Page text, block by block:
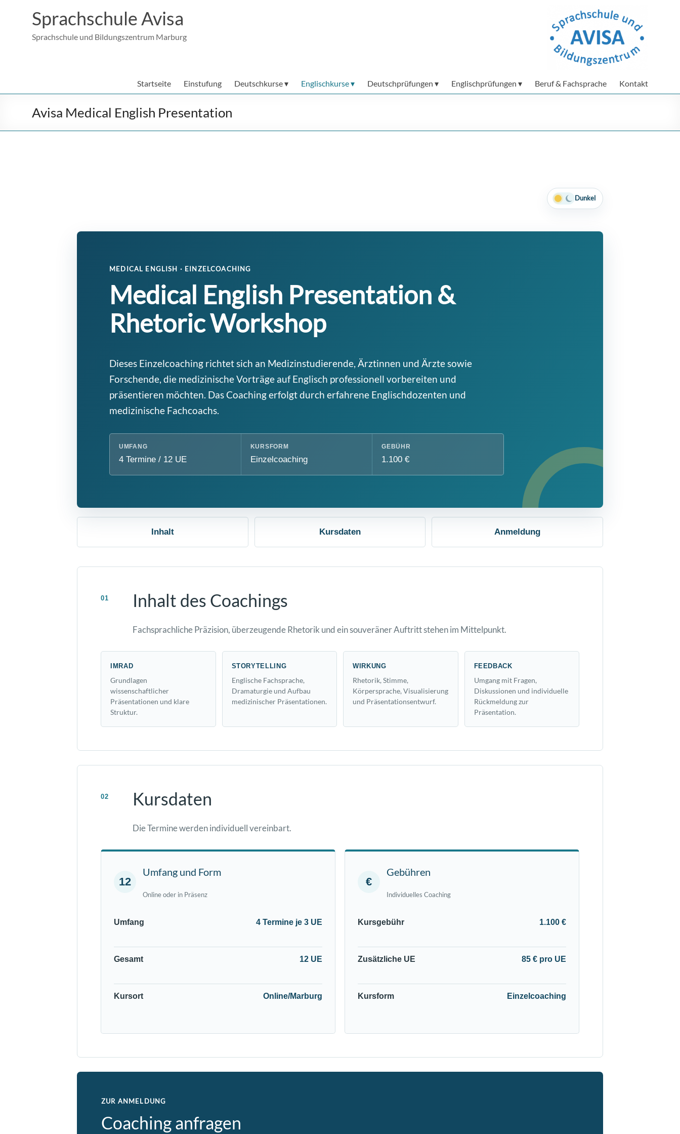
Sprachschule Avisa
Sprachschule und Bildungszentrum Marburg
Startseite Einstufung Deutschkurse Englischkurse Deutschprüfungen Englischprüfungen Beruf & Fachsprache Kontakt
Avisa Medical English Presentation
Dunkel
MEDICAL ENGLISH · EINZELCOACHING
Medical English Presentation &
Rhetoric Workshop
Dieses Einzelcoaching richtet sich an Medizinstudierende, Ärztinnen und Ärzte sowie
Forschende, die medizinische Vorträge auf Englisch professionell vorbereiten und
präsentieren möchten. Das Coaching erfolgt durch erfahrene Englischdozenten und
medizinische Fachcoachs.
UMFANG
4 Termine / 12 UE
KURSFORM
Einzelcoaching
GEBÜHR
1.100 €
Inhalt Kursdaten Anmeldung
01 Inhalt des Coachings
Fachsprachliche Präzision, überzeugende Rhetorik und ein souveräner Auftritt stehen im Mittelpunkt.
IMRAD
Grundlagen
wissenschaftlicher
Präsentationen und klare
Struktur.
STORYTELLING
Englische Fachsprache,
Dramaturgie und Aufbau
medizinischer Präsentationen.
WIRKUNG
Rhetorik, Stimme,
Körpersprache, Visualisierung
und Präsentationsentwurf.
FEEDBACK
Umgang mit Fragen,
Diskussionen und individuelle
Rückmeldung zur
Präsentation.
02 Kursdaten
Die Termine werden individuell vereinbart.
12
Umfang und Form
Online oder in Präsenz
Umfang 4 Termine je 3 UE
Gesamt 12 UE
Kursort Online/Marburg
€
Gebühren
Individuelles Coaching
Kursgebühr 1.100 €
Zusätzliche UE 85 € pro UE
Kursform Einzelcoaching
ZUR ANMELDUNG
Coaching anfragen